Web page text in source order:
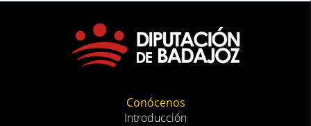
Conócenos
Introducción